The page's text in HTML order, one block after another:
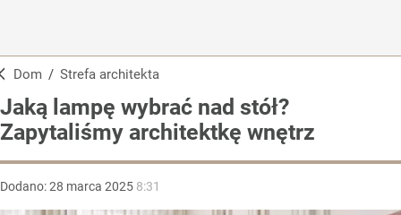
Dom / Strefa architekta
Jaką lampę wybrać nad stół?
Zapytaliśmy architektkę wnętrz
Dodano:28 marca 2025 8:31